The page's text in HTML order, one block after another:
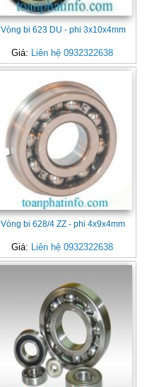
Vòng bi 623 DU - phi 3x10x4mm
Giá: Liên hệ 0932322638
Vòng bi 628/4 ZZ - phi 4x9x4mm
Giá: Liên hệ 0932322638